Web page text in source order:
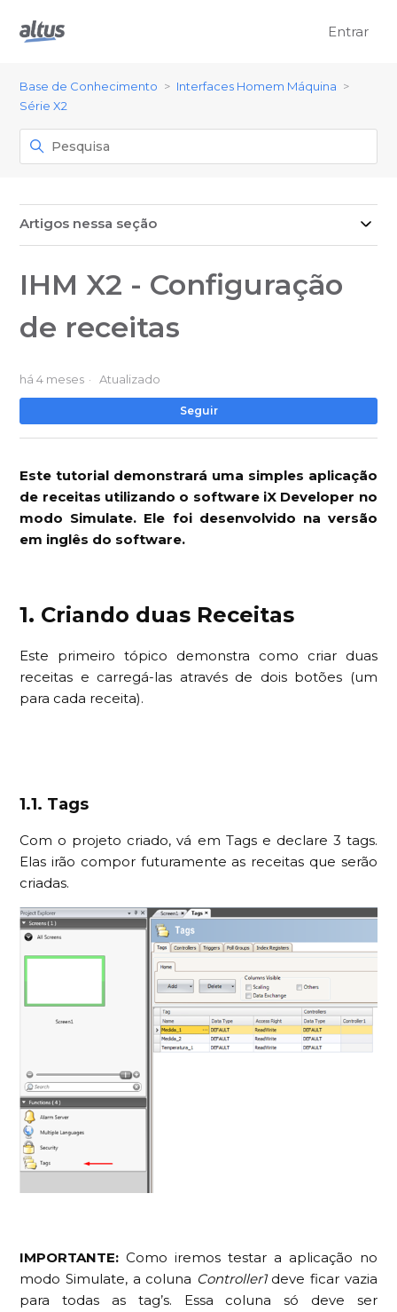
Entrar
Base de Conhecimento
Interfaces Homem Máquina
Série X2
Artigos nessa seção
IHM X2 - Configuração
de receitas
há 4 meses Atualizado
Seguir
Este tutorial demonstrará uma simples aplicação
de receitas utilizando o software iX Developer no
modo Simulate. Ele foi desenvolvido na versão
em inglês do software.
1. Criando duas Receitas
Este primeiro tópico demonstra como criar duas
receitas e carregá-las através de dois botões (um
para cada receita).
1.1. Tags
Com o projeto criado, vá em Tags e declare 3 tags.
Elas irão compor futuramente as receitas que serão
criadas.
IMPORTANTE:Como iremos testar a aplicação no
modo Simulate, a coluna Controller1 deve ficar vazia
para todas as tag’s. Essa coluna só deve ser